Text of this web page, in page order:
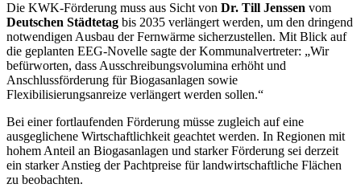
Die KWK-Förderung muss aus Sicht von Dr. Till Jenssen vom
Deutschen Städtetag bis 2035 verlängert werden, um den dringend
notwendigen Ausbau der Fernwärme sicherzustellen. Mit Blick auf
die geplanten EEG-Novelle sagte der Kommunalvertreter: „Wir
befürworten, dass Ausschreibungsvolumina erhöht und
Anschlussförderung für Biogasanlagen sowie
Flexibilisierungsanreize verlängert werden sollen.“
Bei einer fortlaufenden Förderung müsse zugleich auf eine
ausgeglichene Wirtschaftlichkeit geachtet werden. In Regionen mit
hohem Anteil an Biogasanlagen und starker Förderung sei derzeit
ein starker Anstieg der Pachtpreise für landwirtschaftliche Flächen
zu beobachten.